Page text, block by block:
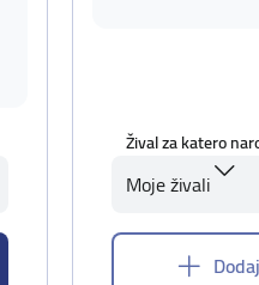
Žival za katero
Moje živali